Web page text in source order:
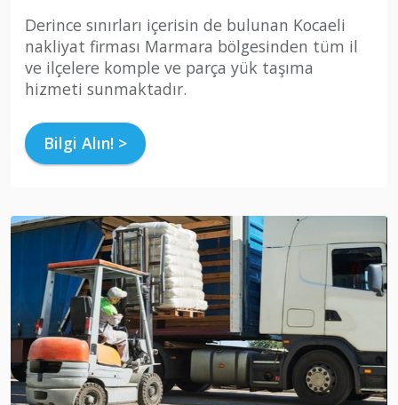
Derince sınırları içerisin de bulunan Kocaeli
nakliyat firması Marmara bölgesinden tüm il
ve ilçelere komple ve parça yük taşıma
hizmeti sunmaktadır.
Bilgi Alın! >